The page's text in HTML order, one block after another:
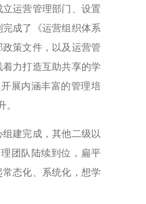
运营管理部门、设置
成了《运营组织体系
策文件，以及运营管
力打造互助共享的学
展内涵丰富的管理培
建完成，其他二级以
团队陆续到位，扁平
态化、系统化，想学